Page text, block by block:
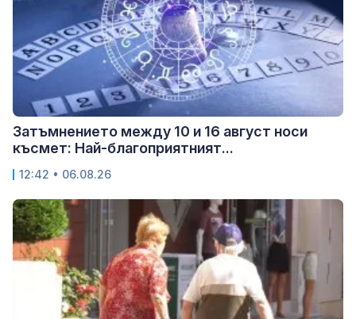
Затъмнението между 10 и 16 август носи
късмет: Най-благоприятният...
12:42 • 06.08.26